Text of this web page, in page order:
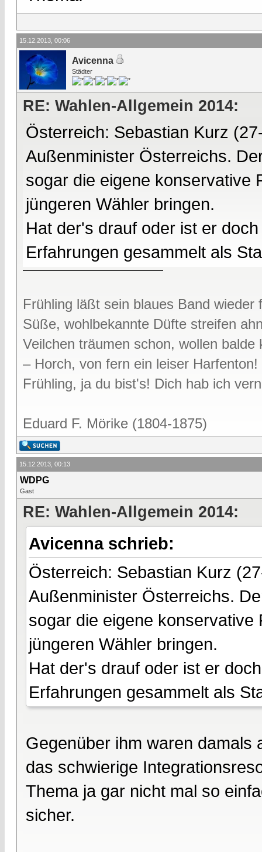
15.12.2013, 00:06
Avicenna
Städter
RE: Wahlen-Allgemein 2014:
Österreich: Sebastian Kurz
Außenminister Österreichs.
sogar die eigene konservative
jüngeren Wähler bringen.
Hat der's drauf oder ist er
Erfahrungen gesammelt als
Frühling läßt sein blaues Band wieder
Süße, wohlbekannte Düfte streifen
Veilchen träumen schon, wollen balde
– Horch, von fern ein leiser Harfenton!
Frühling, ja du bist's! Dich hab ich
Eduard F. Mörike (1804-1875)
15.12.2013, 00:13
WDPG
Gast
RE: Wahlen-Allgemein 2014:
Avicenna schrieb:
Österreich: Sebastian Kurz
Außenminister Österreichs.
sogar die eigene
jüngeren Wähler bringen.
Hat der's drauf oder ist er
Erfahrungen gesammelt als
Gegenüber ihm waren damals
das schwierige
Thema ja gar nicht mal so
sicher.